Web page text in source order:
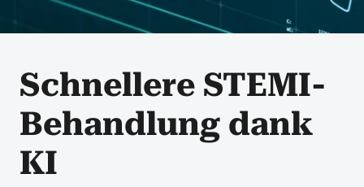
Schnellere STEMI-
Behandlung dank
KI